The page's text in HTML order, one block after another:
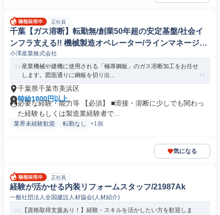
正社員
千葉【ガス溶断】転勤無/創業50年超の安定基盤/社会イ
ンフラ支える!! 機械製造オペレーター/ラインマネージャ
ー
小澤産業株式会社
産業機械や建機に使用される「極厚鋼板」のガス溶断加工をお任せ
します。図面通りに鋼板を切り出...
千葉県千葉市美浜区
時給1800円以上
必要な経験・能力等 【必須】 ■溶接・溶断に少しでも関わっ
た経験もしくは製造業経験者で...
業界未経験歓迎 転勤なし +1個
気になる
正社員
経験が活かせる内装リフォームスタッフ/21987Ak
一般社団法人全国建設人材協会(人材紹介)
【資格取得支援あり！】経験・スキルを活かしたい方を歓迎しま